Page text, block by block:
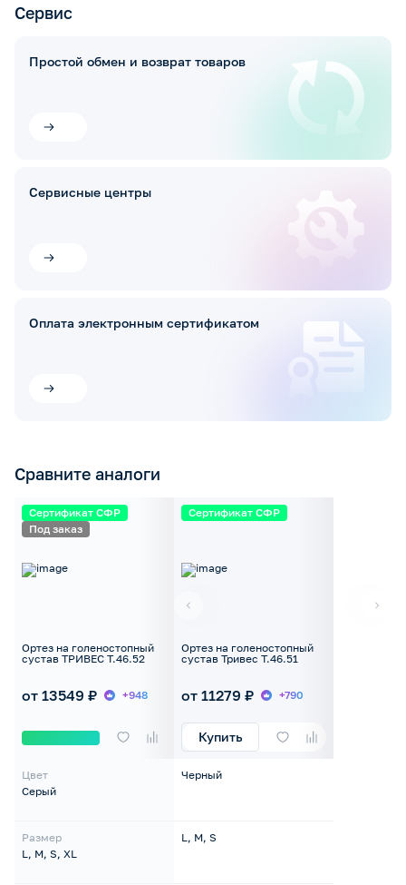
Сервис
Простой обмен и возврат товаров
Сервисные центры
Оплата электронным сертификатом
Сравните аналоги
Сертификат СФР
Под заказ
Ортез на голеностопный
сустав ТРИВЕС Т.46.52
от 13549 ₽ +948
Цвет
Серый
Размер
L, M, S, XL
Сертификат СФР
Ортез на голеностопный
сустав Тривес Т.46.51
от 11279 ₽ +790
Купить
Черный
L, M, S